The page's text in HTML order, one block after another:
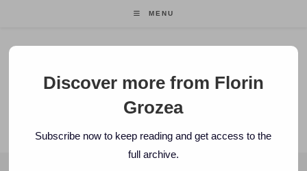
MENU
Florin Grozea
ENTREPRENEUR. FOUNDER/CEO MOCAPP.
Discover more from Florin
Grozea
Subscribe now to keep reading and get access to the
full archive.